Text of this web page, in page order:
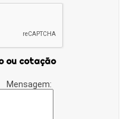
ou cotação
Mensagem: